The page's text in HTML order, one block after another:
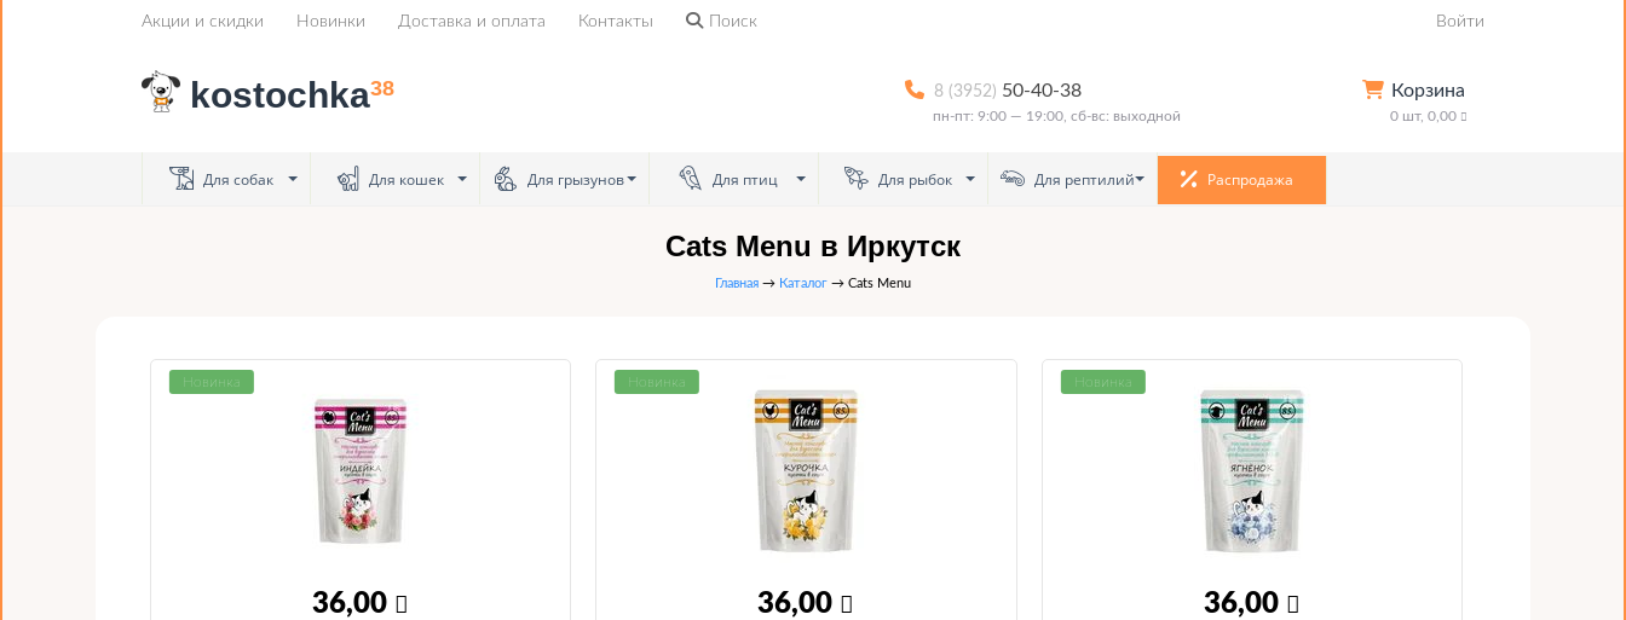
Акции и скидки Новинки Доставка и оплата Контакты Поиск Войти
kostochka38 Корзина
0 шт, 0,00
8 (3952) 50-40-38
пн-пт: 9:00 — 19:00, сб-вс: выходной
Для собак Для кошек Для грызунов Для птиц Для рыбок Для рептилий Распродажа
Cats Menu в Иркутск
Главная → Каталог → Cats Menu
Новинка
36,00
Новинка
36,00
Новинка
36,00